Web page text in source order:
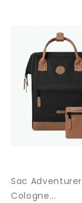
Sac Adventurer
Cologne...